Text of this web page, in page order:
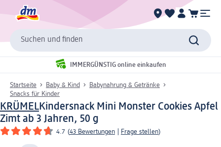
Suchen und finden
IMMERGÜNSTIG online einkaufen
Startseite Baby & Kind
Babynahrung & Getränke
Snacks für Kinder
KRÜMELKindersnack Mini Monster Cookies Apfel
Zimt ab 3 Jahren, 50 g
4.7 (43 Bewertungen Frage stellen)